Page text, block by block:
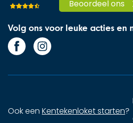
Beoordeel ons
Volg ons voor leuke acties en
Ook een Kentekenloket starten?